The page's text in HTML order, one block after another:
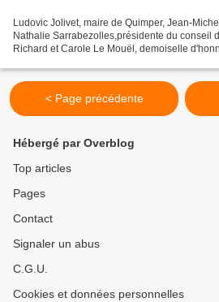
Ludovic Jolivet, maire de Quimper, Jean-
Nathalie Sarrabezolles,présidente du conseil
Richard et Carole Le Mouël, demoiselle
< Page précédente
Hébergé par Overblog
Top articles
Pages
Contact
Signaler un abus
C.G.U.
Cookies et données personnelles